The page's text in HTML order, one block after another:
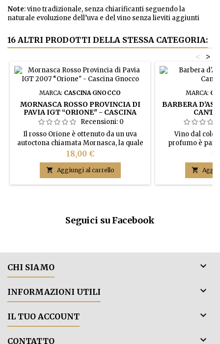
Note: vino tradizionale, senza chiarificanti seguendo la
naturale evoluzione dell’uva e del vino senza lieviti aggiunti
16 ALTRI PRODOTTI DELLA STESSA CATEGORIA:
>
<
MARCA: CASCINA GNOCCO
MORNASCA ROSSO PROVINCIA DI
PAVIA IGT “ORIONE" - CASCINA
GNOCCORecensioni: 0
Il rosso Orione è ottenuto da un uva
autoctona chiamata Mornasca, la quale
siamo gli unici produttori al mondo ad
avere e vinificare in purezza questo
vitigno. Per ogni annata non esistono
più di 4000 bottiglie. Potrebbe essere
quasi da collezione.
Prezzo
18,00 €
 Aggiungi al carrello
MARCA:
BARBERA
Vino dal
profumo è
armonico. Il

Seguici su Facebook
CHI SIAMO 
INFORMAZIONI UTILI 
IL TUO ACCOUNT 
CONTATTO 